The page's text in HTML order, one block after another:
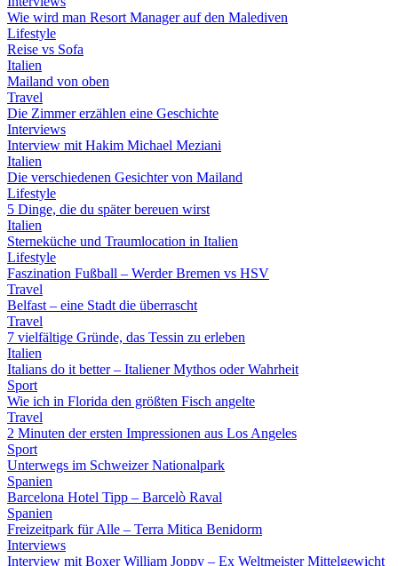
Wie wird man Resort Manager auf den Malediven
Lifestyle
Reise vs Sofa
Italien
Mailand von oben
Travel
Die Zimmer erzählen eine Geschichte
Interviews
Interview mit Hakim Michael Meziani
Italien
Die verschiedenen Gesichter von Mailand
Lifestyle
5 Dinge, die du später bereuen wirst
Italien
Sterneküche und Traumlocation in Italien
Lifestyle
Faszination Fußball – Werder Bremen vs HSV
Travel
Belfast – eine Stadt die überrascht
Travel
7 vielfältige Gründe, das Tessin zu erleben
Italien
Italians do it better – Italiener Mythos oder Wahrheit
Sport
Wie ich in Florida den größten Fisch angelte
Travel
2 Minuten der ersten Impressionen aus Los Angeles
Sport
Unterwegs im Schweizer Nationalpark
Spanien
Barcelona Hotel Tipp – Barcelò Raval
Spanien
Freizeitpark für Alle – Terra Mitica Benidorm
Interviews
Interview mit Boxer William Joppy – Ex Weltmeister Mittelgewicht